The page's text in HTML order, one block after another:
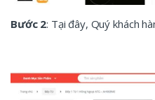
Bước 2: Tại đây, Quý khách